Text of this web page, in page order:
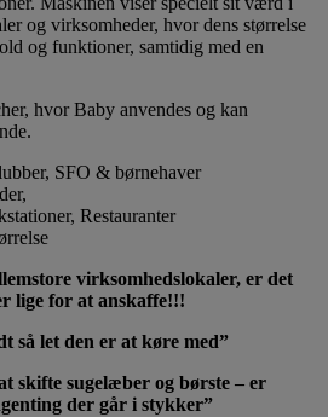
og virksomheder, hvor dens størrelse
og funktioner, samtidig med en
hvor Baby anvendes og kan
SFO & børnehaver
Restauranter
virksomhedslokaler, er det
lige for at anskaffe!!!
så let den er at køre med”
skifte sugelæber og børste – er
der går i stykker”